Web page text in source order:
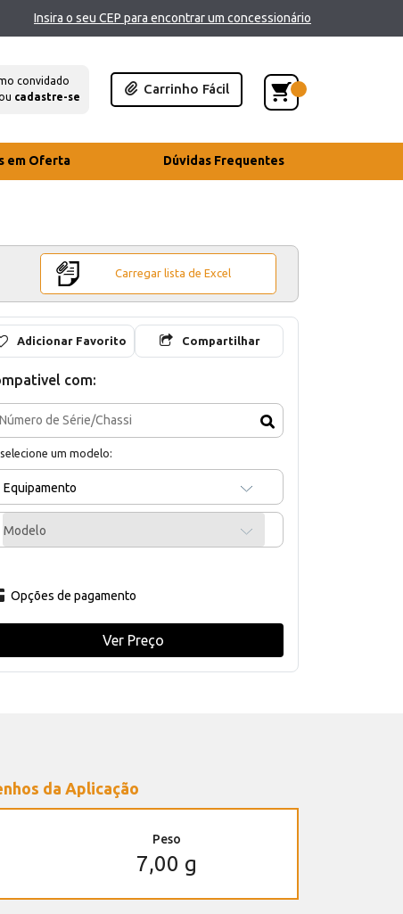
Insira o seu CEP para encontrar um concessionário
convidado
cadastre-se
Carrinho Fácil
em Oferta Dúvidas Frequentes
Carregar lista de Excel
Adicionar Favorito Compartilhar
com:
um modelo:
Equipamento
Modelo
Opções de pagamento
Ver Preço
da Aplicação
Peso
7,00 g